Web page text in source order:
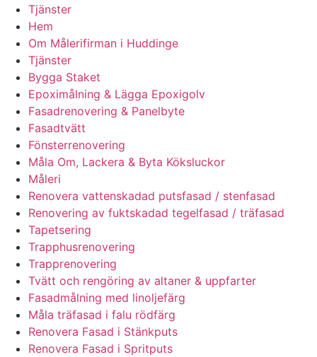
Tjänster
Hem
Om Målerifirman i Huddinge
Tjänster
Bygga Staket
Epoximålning & Lägga Epoxigolv
Fasadrenovering & Panelbyte
Fasadtvätt
Fönsterrenovering
Måla Om, Lackera & Byta Köksluckor
Måleri
Renovera vattenskadad putsfasad / stenfasad
Renovering av fuktskadad tegelfasad / träfasad
Tapetsering
Trapphusrenovering
Trapprenovering
Tvätt och rengöring av altaner & uppfarter
Fasadmålning med linoljefärg
Måla träfasad i falu rödfärg
Renovera Fasad i Stänkputs
Renovera Fasad i Spritputs